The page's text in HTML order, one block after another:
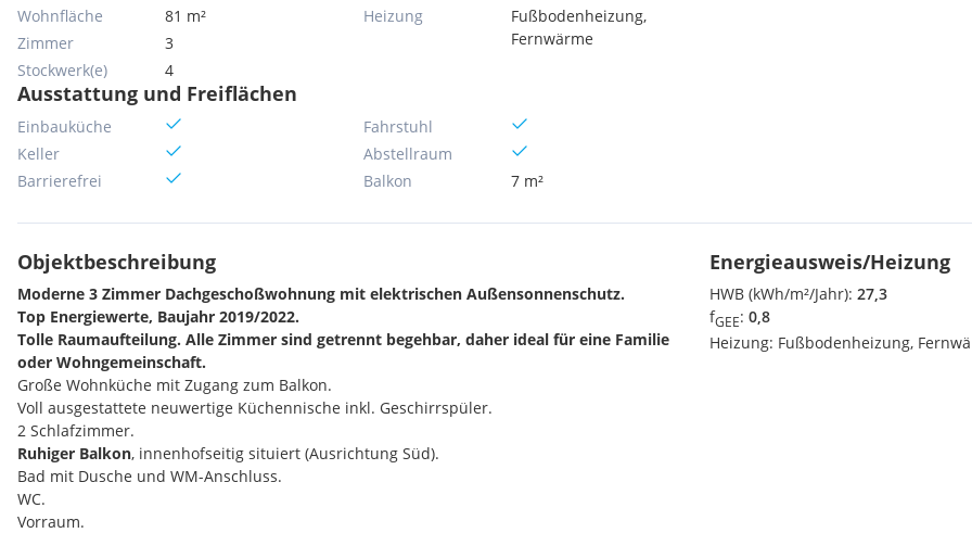
Wohnfläche
81 m²
Zimmer
3
Stockwerk(e)
4
Heizung
Fußbodenheizung,
Fernwärme
Ausstattung und Freiflächen
Einbauküche
Keller
Barrierefrei
Fahrstuhl
Abstellraum
Balkon
7 m²
Objektbeschreibung
Moderne 3 Zimmer Dachgeschoßwohnung mit elektrischen Außensonnenschutz.
Top Energiewerte, Baujahr 2019/2022.
Tolle Raumaufteilung. Alle Zimmer sind getrennt begehbar, daher ideal für eine Familie
oder Wohngemeinschaft.
Große Wohnküche mit Zugang zum Balkon.
Voll ausgestattete neuwertige Küchennische inkl. Geschirrspüler.
2 Schlafzimmer.
Ruhiger Balkon, innenhofseitig situiert (Ausrichtung Süd).
Bad mit Dusche und WM-Anschluss.
WC.
Vorraum.
Energieausweis/Heizung
HWB (kWh/m²/Jahr): 27,3
fGEE: 0,8
Heizung: Fußbodenheizung,